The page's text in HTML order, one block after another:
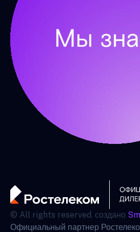
© All rights reserved. создано
Официальный партнер